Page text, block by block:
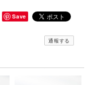
れているカードも素敵で
Save
通報する